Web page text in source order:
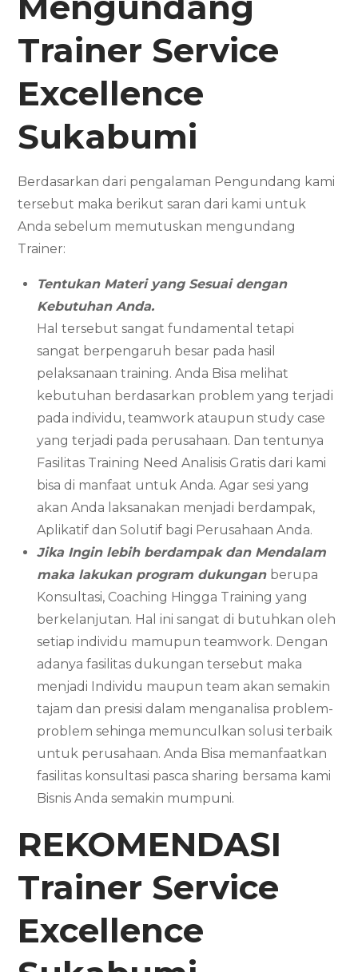
Trainer Service
Excellence
Sukabumi
Berdasarkan dari pengalaman Pengundang kami
tersebut maka berikut saran dari kami untuk
Anda sebelum memutuskan mengundang
Trainer:
Tentukan Materi yang Sesuai dengan
Kebutuhan Anda.
Hal tersebut sangat fundamental tetapi
sangat berpengaruh besar pada hasil
pelaksanaan training. Anda Bisa melihat
kebutuhan berdasarkan problem yang terjadi
pada individu, teamwork ataupun study case
yang terjadi pada perusahaan. Dan tentunya
Fasilitas Training Need Analisis Gratis dari kami
bisa di manfaat untuk Anda. Agar sesi yang
akan Anda laksanakan menjadi berdampak,
Aplikatif dan Solutif bagi Perusahaan Anda.
Jika Ingin lebih berdampak dan Mendalam
maka lakukan program dukungan berupa
Konsultasi, Coaching Hingga Training yang
berkelanjutan. Hal ini sangat di butuhkan oleh
setiap individu mamupun teamwork. Dengan
adanya fasilitas dukungan tersebut maka
menjadi Individu maupun team akan semakin
tajam dan presisi dalam menganalisa problem-
problem sehinga memunculkan solusi terbaik
untuk perusahaan. Anda Bisa memanfaatkan
fasilitas konsultasi pasca sharing bersama kami
Bisnis Anda semakin mumpuni.
REKOMENDASI
Trainer Service
Excellence